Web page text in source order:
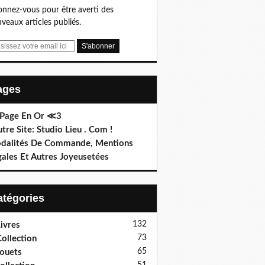
vous pour être averti des
articles publiés.
Page En Or ≪3
Site: Studio Lieu . Com !
De Commande, Mentions
Et Autres Joyeusetées
132
73
65